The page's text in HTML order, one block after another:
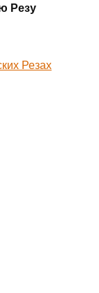
Резу
Резах